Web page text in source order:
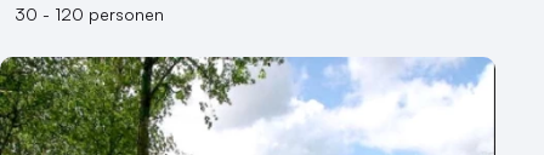
30 - 120 personen